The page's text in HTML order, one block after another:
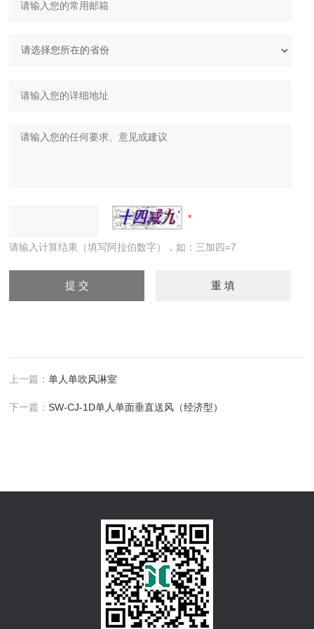
请输入计算结果（填写阿拉伯数字），如：三加四=7
上一篇：单人单吹风淋室
下一篇：SW-CJ-1D单人单面垂直送风（经济型）